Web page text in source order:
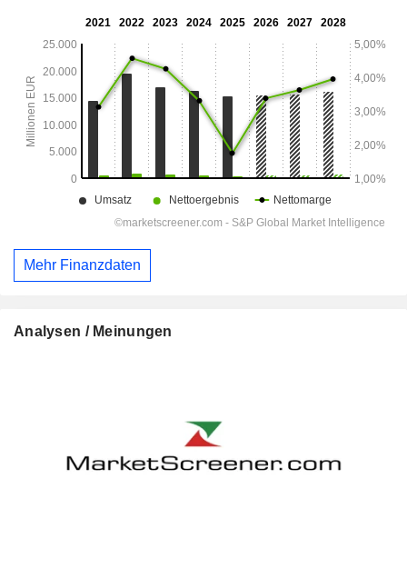
Mehr Finanzdaten
Analysen / Meinungen